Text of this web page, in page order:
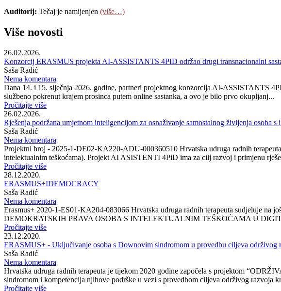
Auditorij: Tečaj je namijenjen (više…)
Više novosti
26.02.2026.
Konzorcij ERASMUS projekta AI-ASSISTANTS 4PID održao drugi transnacionalni
Saša Radić
Nema komentara
Dana 14. i 15. siječnja 2026. godine, partneri projektnog konzorcija AI-ASSISTANTS
službeno pokrenut krajem prosinca putem online sastanka, a ovo je bilo prvo okupljanj...
Pročitajte više
26.02.2026.
Rješenja podržana umjetnom inteligencijom za osnaživanje samostalnog življenja osoba s
Saša Radić
Nema komentara
Projektni broj - 2025-1-DE02-KA220-ADU-000360510 Hrvatska udruga radnih
intelektualnim teškoćama). Projekt AI ASISTENTI 4PiD ima za cilj razvoj i primjenu
Pročitajte više
28.12.2020.
ERASMUS+IDEMOCRACY
Saša Radić
Nema komentara
Erasmus+ 2020-1-ES01-KA204-083066 Hrvatska udruga radnih terapeuta
DEMOKRATSKIH PRAVA OSOBA S INTELEKTUALNIM TEŠKOĆAMA U
Pročitajte više
23.12.2020.
ERASMUS+ - Uključivanje osoba s Downovim sindromom u provedbu ciljeva održivog
Saša Radić
Nema komentara
Hrvatska udruga radnih terapeuta je tijekom 2020 godine započela s projektom
sindromom i kompetencija njihove podrške u vezi s provedbom ciljeva održivog razvoja
Pročitajte više